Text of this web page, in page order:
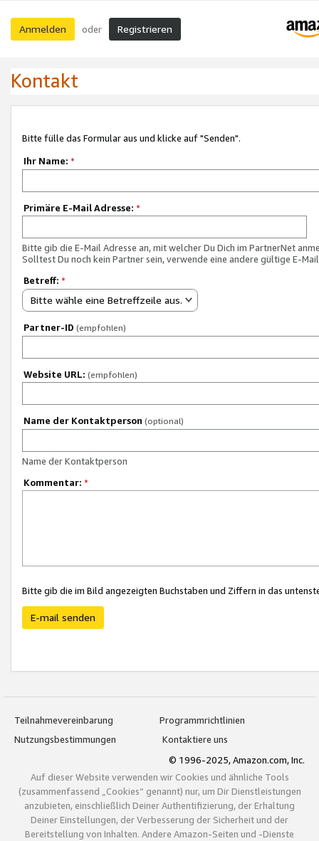
Anmelden oder Registrieren
Kontakt
Bitte fülle das Formular aus und klicke auf "Senden".
Ihr Name: *
Primäre E-Mail Adresse: *
Bitte gib die E-Mail Adresse an, mit welcher Du Dich im PartnerNet
Solltest Du noch kein Partner sein, verwende eine andere gültige E-
Betreff: *
Bitte wähle eine Betreffzeile aus.
Partner-ID (empfohlen)
Website URL: (empfohlen)
Name der Kontaktperson (optional)
Name der Kontaktperson
Kommentar: *
Bitte gib die im Bild angezeigten Buchstaben und Ziffern in das
E-mail senden
Teilnahmevereinbarung
Programmrichtlinien
Nutzungsbestimmungen
Kontaktiere uns
© 1996-2025, Amazon.com, Inc.
Auf dieser Website verwenden wir Cookies und ähnliche Tools
(zusammenfassend „Cookies“ genannt) nur, um Dir Dienstleistungen
anzubieten, einschließlich Deiner Authentifizierung, der Erhaltung
Deiner Einstellungen, der Verbesserung der Sicherheit und der
Bereitstellung von Inhalten. Andere Amazon-Seiten und -Dienste